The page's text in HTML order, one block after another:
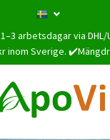
arbetsdagar via
inom Sverige.